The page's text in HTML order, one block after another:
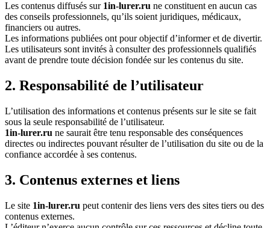
Les contenus diffusés sur 1in-lurer.ru ne constituent en aucun cas
des conseils professionnels, qu’ils soient juridiques, médicaux,
financiers ou autres.
Les informations publiées ont pour objectif d’informer et de divertir.
Les utilisateurs sont invités à consulter des professionnels qualifiés
avant de prendre toute décision fondée sur les contenus du site.
2. Responsabilité de l’utilisateur
L’utilisation des informations et contenus présents sur le site se fait
sous la seule responsabilité de l’utilisateur.
1in-lurer.ru ne saurait être tenu responsable des conséquences
directes ou indirectes pouvant résulter de l’utilisation du site ou de la
confiance accordée à ses contenus.
3. Contenus externes et liens
Le site 1in-lurer.ru peut contenir des liens vers des sites tiers ou des
contenus externes.